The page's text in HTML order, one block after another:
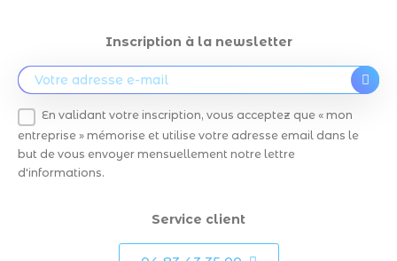
Inscription à la newsletter
En validant votre inscription, vous acceptez que « mon
entreprise » mémorise et utilise votre adresse email dans le
but de vous envoyer mensuellement notre lettre
d'informations.
Service client